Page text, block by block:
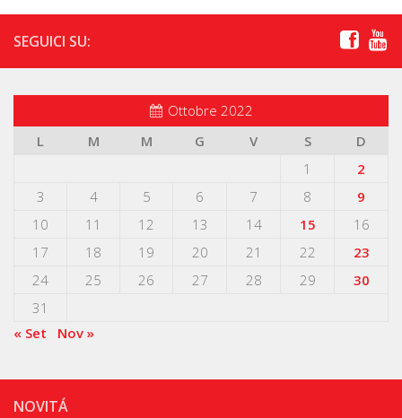
SEGUICI SU:
Ottobre 2022
L
M M G V S
D
1
2
3
4 5 6 7 8
9
10
11 12 13 14 15
16
17
18 19 20 21 22
23
24
25 26 27 28 29
30
31
« Set
Nov »
NOVITÁ